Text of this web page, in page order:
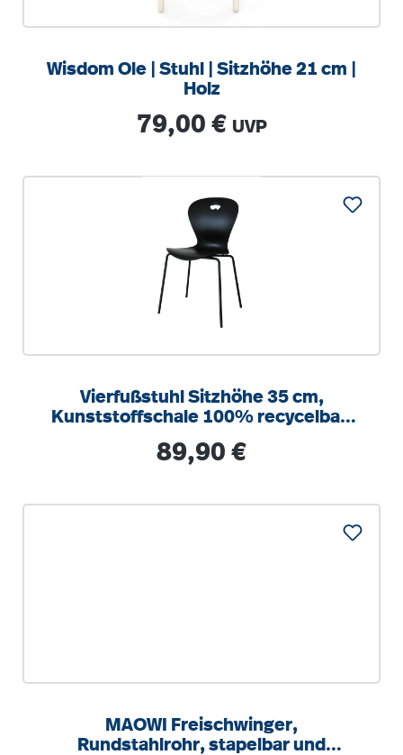
Wisdom Ole | Stuhl | Sitzhöhe 21 cm |
Holz
Regulärer Preis:
79,00 € UVP
Vierfußstuhl Sitzhöhe 35 cm,
Kunststoffschale 100% recycelbar,
Regulärer Preis:
89,90 €
MAOWI Freischwinger,
Rundstahlrohr, stapelbar und